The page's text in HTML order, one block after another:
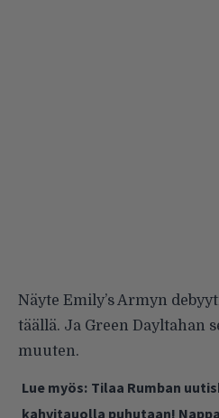
Näyte Emily’s Armyn
täällä. Ja Green Dayltahan
muuten.
Lue myös: Tilaa Rumban
kahvitauolla puhutaan!